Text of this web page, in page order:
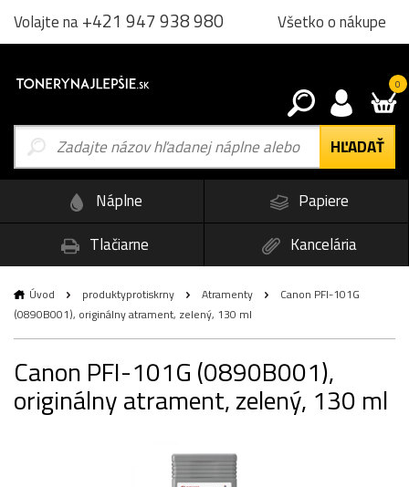
Volajte na+421 947 938 980 Všetko o nákupe
0
Náplne
Papiere
Tlačiarne
Kancelária
Úvod produktyprotiskrny Atramenty
Canon PFI-101G
(0890B001), originálny atrament, zelený, 130 ml
Canon PFI-101G (0890B001),
originálny atrament, zelený, 130 ml